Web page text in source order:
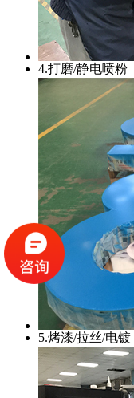
4.打磨/静电喷粉
5.烤漆/拉丝/电镀